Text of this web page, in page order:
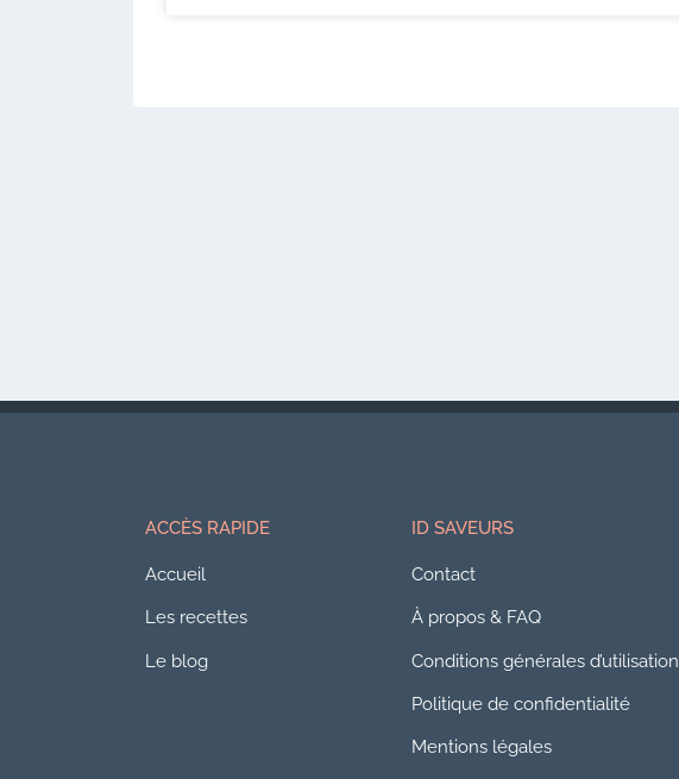
ACCÈS RAPIDE
Accueil
Les recettes
Le blog
ID SAVEURS
Contact
À propos & FAQ
Conditions générales d’utilisation
Politique de confidentialité
Mentions légales